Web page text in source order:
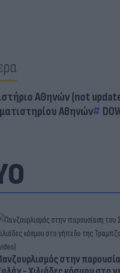
ΑΘηνών (not
Αθηνών
στην